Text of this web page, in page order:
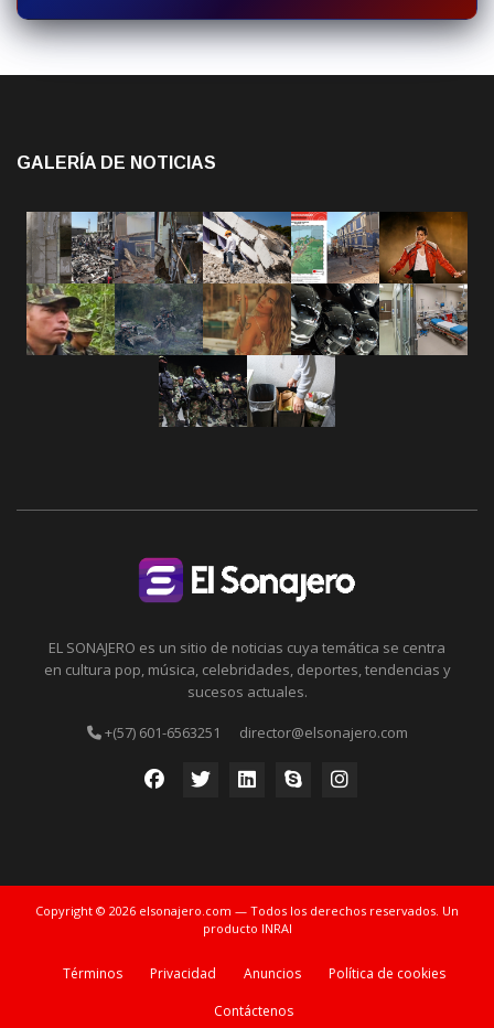
GALERÍA DE NOTICIAS
EL SONAJERO es un sitio de noticias cuya temática se centra
en cultura pop, música, celebridades, deportes, tendencias y
sucesos actuales.
+(57) 601-6563251 director@elsonajero.com
Copyright © 2026 elsonajero.com — Todos los derechos reservados. Un
producto INRAI
Términos Privacidad Anuncios
Política de cookies
Contáctenos